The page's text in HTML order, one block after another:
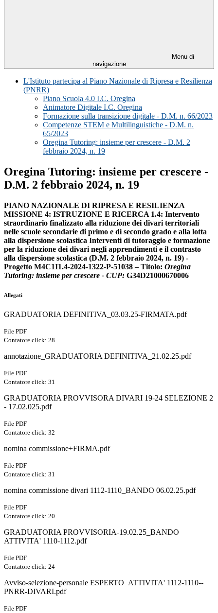
Menu di
navigazione
L'Istituto partecipa al Piano Nazionale di Ripresa e Resilienza
(PNRR)
Piano Scuola 4.0 I.C. Oregina
Animatore Digitale I.C. Oregina
Formazione sulla transizione digitale - D.M. n. 66/2023
Competenze STEM e Multilinguistiche - D.M. n.
65/2023
Oregina Tutoring: insieme per crescere - D.M. 2
febbraio 2024, n. 19
Oregina Tutoring: insieme per crescere -
D.M. 2 febbraio 2024, n. 19
PIANO NAZIONALE DI RIPRESA E RESILIENZA
MISSIONE 4: ISTRUZIONE E RICERCA 1.4: Intervento
straordinario finalizzato alla riduzione dei divari territoriali
nelle scuole secondarie di primo e di secondo grado e alla lotta
alla dispersione scolastica Interventi di tutoraggio e formazione
per la riduzione dei divari negli apprendimenti e il contrasto
alla dispersione scolastica (D.M. 2 febbraio 2024, n. 19) -
Progetto M4C1I1.4-2024-1322-P-51038 –Titolo: Oregina
Tutoring: insieme per crescere - CUP: G34D21000670006
Allegati
GRADUATORIA DEFINITIVA_03.03.25-FIRMATA.pdf
File PDF
Contatore click: 28
annotazione_GRADUATORIA DEFINITIVA_21.02.25.pdf
File PDF
Contatore click: 31
GRADUATORIA PROVVISORA DIVARI 19-24 SELEZIONE 2
- 17.02.025.pdf
File PDF
Contatore click: 32
nomina commissione+FIRMA.pdf
File PDF
Contatore click: 31
nomina commissione divari 1112-1110_BANDO 06.02.25.pdf
File PDF
Contatore click: 20
GRADUATORIA PROVVISORIA-19.02.25_BANDO
ATTIVITA' 1110-1112.pdf
File PDF
Contatore click: 24
Avviso-selezione-personale ESPERTO_ATTIVITA' 1112-1110--
PNRR-DIVARI.pdf
File PDF